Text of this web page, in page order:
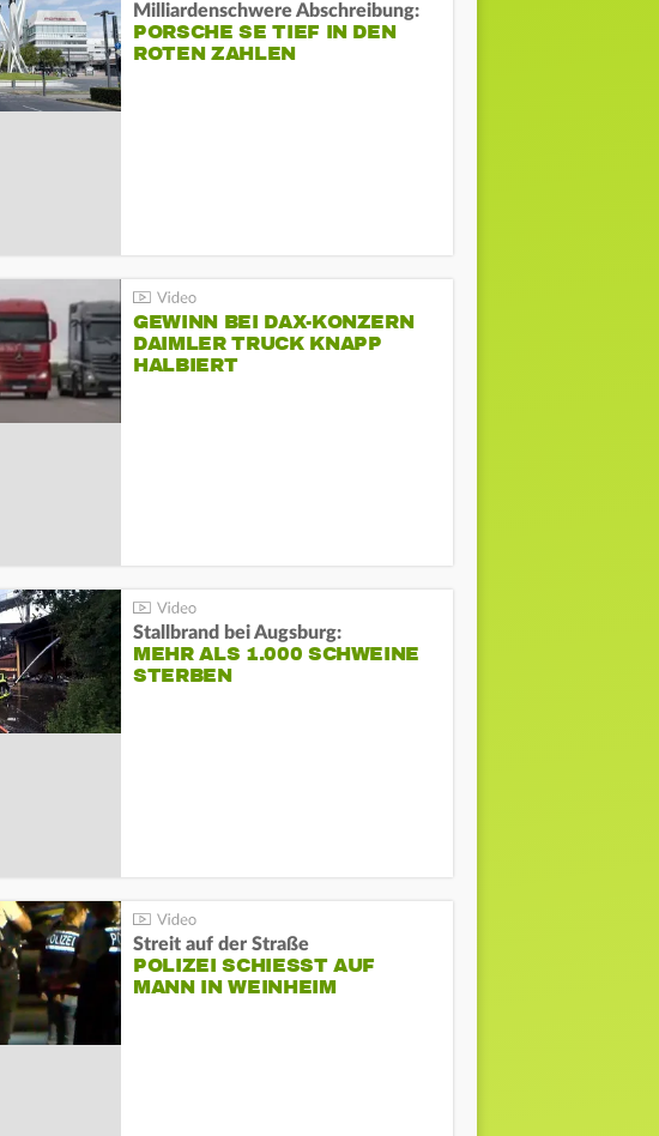
Milliardenschwere Abschreibung:
PORSCHE SE TIEF IN DEN
ROTEN ZAHLEN
GEWINN BEI DAX-KONZERN
DAIMLER TRUCK KNAPP
HALBIERT
Stallbrand bei Augsburg:
MEHR ALS 1.000 SCHWEINE
STERBEN
Streit auf der Straße
POLIZEI SCHIESST AUF M
ANN IN WEINHEIM